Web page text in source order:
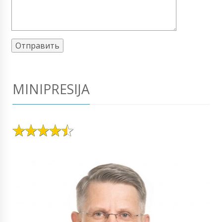
MINIPRESIJA